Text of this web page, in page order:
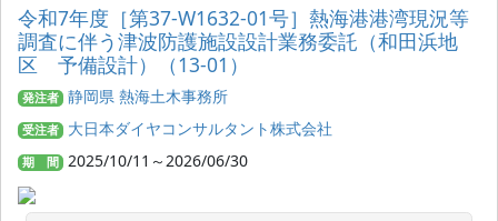
令和7年度［第37‐W1632‐01号］熱海港港湾現況等
調査に伴う津波防護施設設計業務委託（和田浜地
区 予備設計）（13-01）
発注者 静岡県 熱海土木事務所
受注者 大日本ダイヤコンサルタント株式会社
期 間 2025/10/11～2026/06/30